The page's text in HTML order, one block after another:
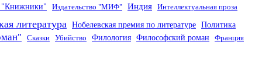
"Книжники" Издательство "МИФ" Индия Интеллектуальная проза
литература Нобелевская премия по литературе Политика
Сказки Убийство Филология Философский роман Франция